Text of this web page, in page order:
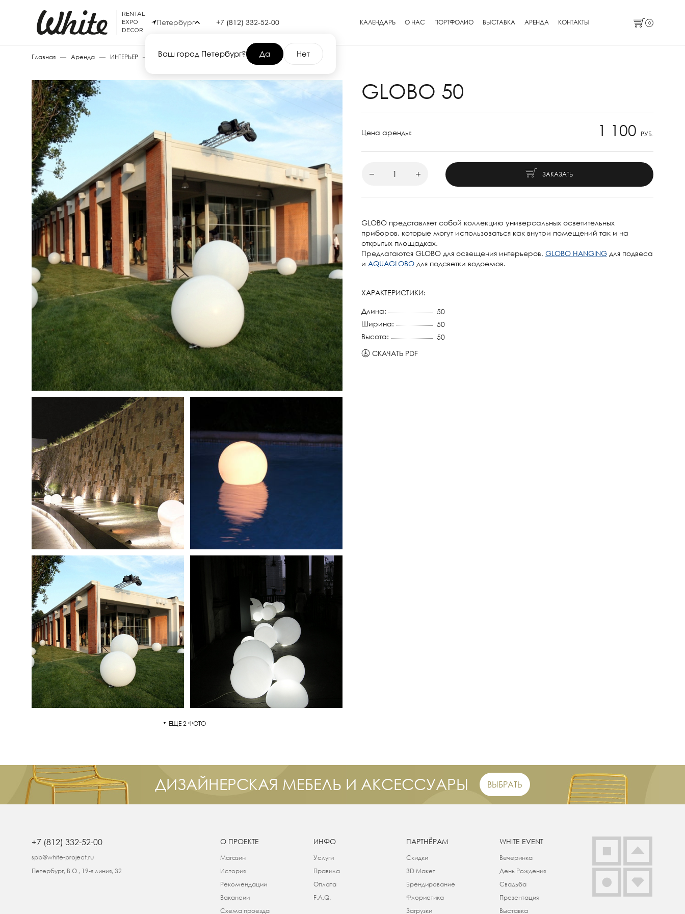
RENTAL
EXPO
DECOR
Петербург
Ваш город Петербург? Да Нет
+7 (812) 332-52-00 КАЛЕНДАРЬ О НАС ПОРТФОЛИО ВЫСТАВКА АРЕНДА КОНТАКТЫ 0
Главная — Аренда — ИНТЕРЬЕР — GLOBO 50
ЕЩЕ 2 ФОТО
GLOBO 50
Цена аренды: 1 100 РУБ.
ЗАКАЗАТЬ
GLOBO представляет собой коллекцию универсальных осветительных
приборов, которые могут использоваться как внутри помещений так и на
открытых площадках.
Предлагаются GLOBO для освещения интерьеров, GLOBO HANGINGдля подвеса
и AQUAGLOBOдля подсветки водоемов.
ХАРАКТЕРИСТИКИ:
Длина:
50
Ширина:
50
Высота:
50
СКАЧАТЬ PDF
ДИЗАЙНЕРСКАЯ МЕБЕЛЬ И АКСЕССУАРЫ ВЫБРАТЬ
+7 (812) 332-52-00
spb@white-project.ru
Петербург, В.О., 19-я линия, 32
О ПРОЕКТЕ
Магазин
История
Рекомендации
Вакансии
Схема проезда
ИНФО
Услуги
Правила
Оплата
F.A.Q.
ПАРТНЁРАМ
Скидки
3D Макет
Брендирование
Флористика
Загрузки
WHITE EVENT
Вечеринка
День Рождения
Свадьба
Презентация
Выставка